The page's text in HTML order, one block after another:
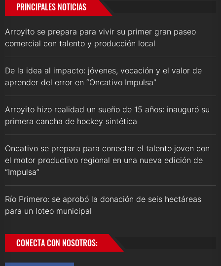
PRINCIPALES NOTICIAS
Arroyito se prepara para vivir su primer gran paseo
comercial con talento y producción local
De la idea al impacto: jóvenes, vocación y el valor de
aprender del error en “Oncativo Impulsa”
Arroyito hizo realidad un sueño de 15 años: inauguró su
primera cancha de hockey sintética
Oncativo se prepara para conectar el talento joven con
el motor productivo regional en una nueva edición de
“Impulsa”
Río Primero: se aprobó la donación de seis hectáreas
para un loteo municipal
CONECTA CON NOSOTROS: